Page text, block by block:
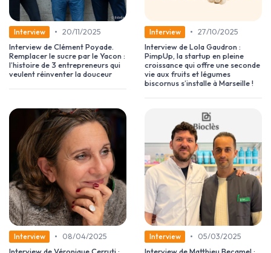
Interview • 20/11/2025
Interview de Clément Poyade.
Remplacer le sucre par le Yacon :
l’histoire de 3 entrepreneurs qui
veulent réinventer la douceur
Interview • 27/10/2025
Interview de Lola Gaudron :
PimpUp, la startup en pleine
croissance qui offre une seconde
vie aux fruits et légumes
biscornus s’installe à Marseille !
Interview •
08/04/2025
Interview •
05/03/2025